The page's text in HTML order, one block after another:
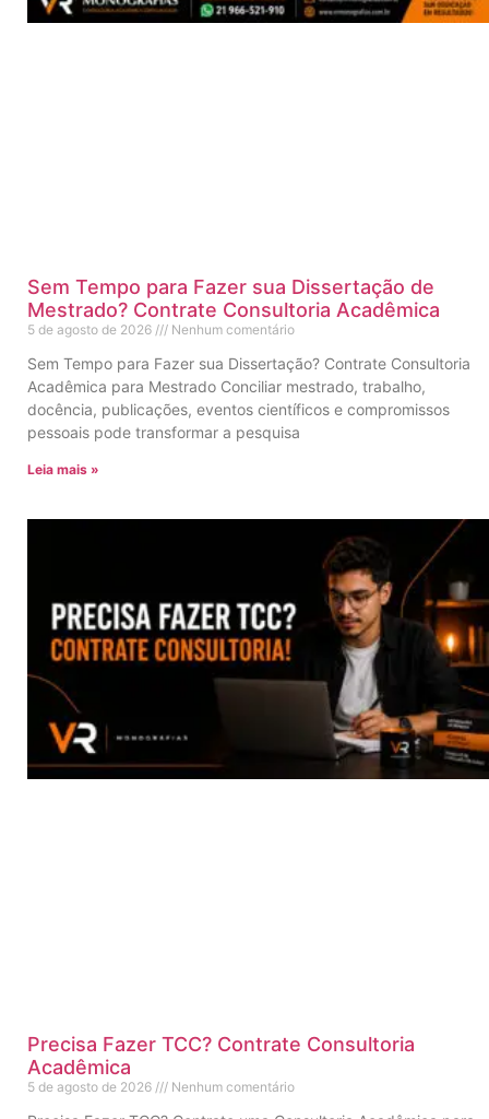
Sem Tempo para Fazer sua Dissertação de
Mestrado? Contrate Consultoria Acadêmica
5 de agosto de 2026 Nenhum comentário
Sem Tempo para Fazer sua Dissertação? Contrate Consultoria
Acadêmica para Mestrado Conciliar mestrado, trabalho,
docência, publicações, eventos científicos e compromissos
pessoais pode transformar a pesquisa
Leia mais »
Precisa Fazer TCC? Contrate Consultoria
Acadêmica
5 de agosto de 2026 Nenhum comentário